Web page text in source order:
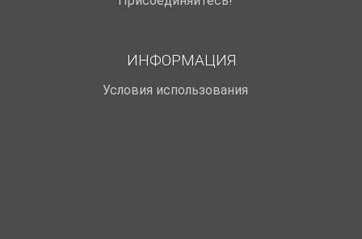
ИНФОРМАЦИЯ
Условия использования